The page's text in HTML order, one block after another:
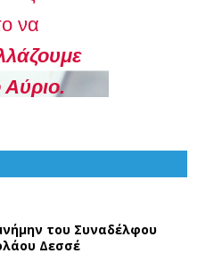
να
Αύριο.
του Συναδέλφου
Δεσσέ